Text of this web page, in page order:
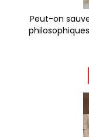
Peut-on